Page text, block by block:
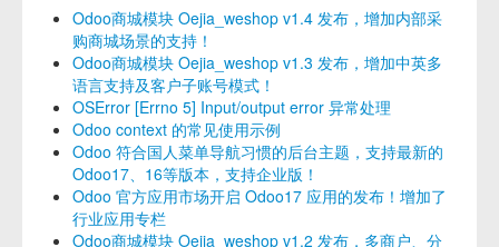
Odoo商城模块 Oejia_weshop v1.4 发布，增加内部采
购商城场景的支持！
Odoo商城模块 Oejia_weshop v1.3 发布，增加中英多
语言支持及客户子账号模式！
OSError [Errno 5] Input/output error 异常处理
Odoo context 的常见使用示例
Odoo 符合国人菜单导航习惯的后台主题，支持最新的
Odoo17、16等版本，支持企业版！
Odoo 官方应用市场开启 Odoo17 应用的发布！增加了
行业应用专栏
Odoo商城模块 Oejia_weshop v1.2 发布，多商户、分